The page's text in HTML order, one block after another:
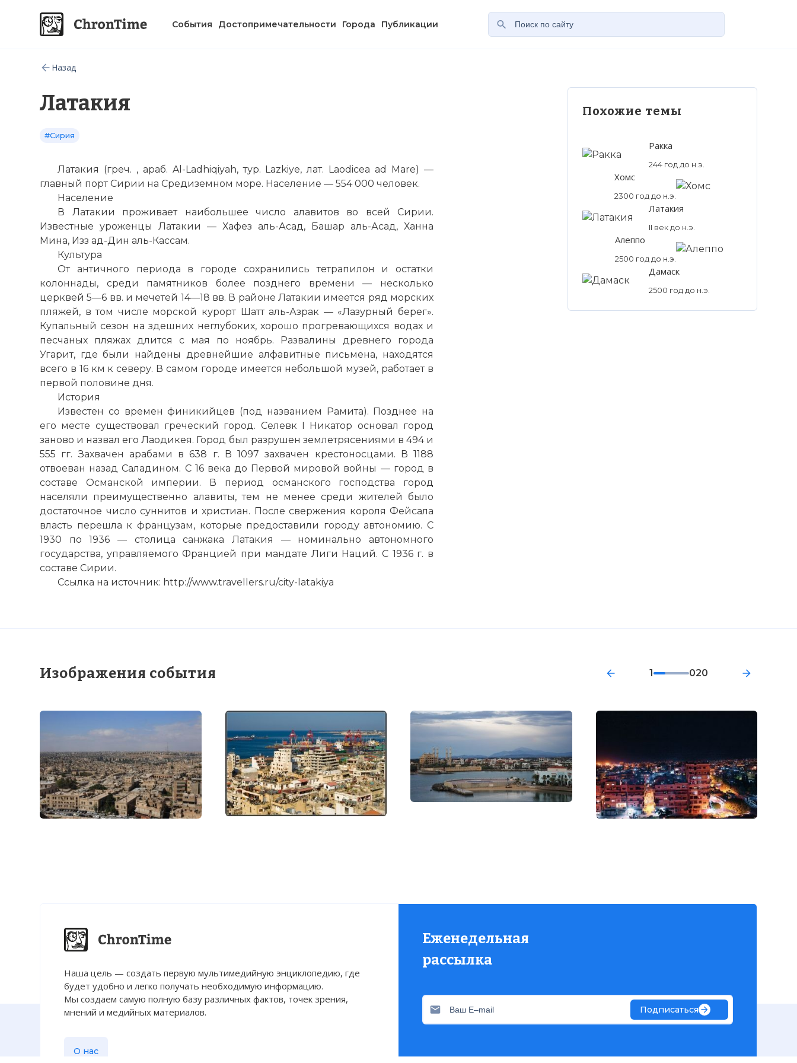
События Достопримечательности Города Публикации
Назад
Латакия
#Сирия
Латакия (греч. , араб. Al-Ladhiqiyah,тур. Lazkiye, лат. Laodicea ad Mare) —
главный портСирии на Средиземном море. Население — 554 000 человек.
Население
В Латакии проживает наибольшее число алавитов во всей Сирии.
Известные уроженцы Латакии — Хафез аль-Асад, Башар аль-Асад, Ханна
Мина, Изз ад-Дин аль-Касcам.
Культура
От античного периода в городе сохранились тетрапилон и остатки
колоннады, среди памятников более позднего времени — несколько
церквей 5—6 вв. и мечетей 14—18 вв. В районе Латакии имеется ряд морских
пляжей, в том числе морской курорт Шатт аль-Азрак — «Лазурный берег».
Купальный сезон на здешних неглубоких, хорошо прогревающихся водах и
песчаных пляжах длится с мая по ноябрь. Развалины древнего города
Угарит, где были найдены древнейшие алфавитные письмена, находятся
всего в 16 км к северу. В самом городе имеется небольшой музей, работает в
первой половине дня.
История
Известен со времен финикийцев (под названием Рамита). Позднее на
его месте существовал греческий город. Селевк I Никатор основал город
заново и назвал его Лаодикея. Город был разрушен землетрясениями в 494 и
555 гг. Захвачен арабами в 638 г. В 1097 захвачен крестоносцами. В 1188
отвоеван назад Саладином. С 16 века до Первой мировой войны — город в
составе Османской империи. В период османского господства город
населяли преимущественно алавиты, тем не менее среди жителей было
достаточное число суннитов и христиан. После свержения короля Фейсала
власть перешла к французам, которые предоставили городу автономию. С
1930 по 1936 — столица санжака Латакия — номинально автономного
государства, управляемого Францией при мандате Лиги Наций. С 1936 г. в
составе Сирии.
Ссылка на источник: http://www.travellers.ru/city-latakiya
Похожие темы
Ракка
244 год до н.э.
Хомс
2300 год до н.э.
Латакия
II век до н.э.
Алеппо
2500 год до н.э.
Дамаск
2500 год до н.э.
Изображения события 1 020
Наша цель — создать первую мультимедийную энциклопедию, где
будет удобно и легко получать необходимую информацию.
Мы создаем самую полную базу различных фактов, точек зрения,
мнений и медийных материалов.
О нас
Еженедельная
рассылка
Подписаться
Присылаем только актуальную информацию без лишних писем.